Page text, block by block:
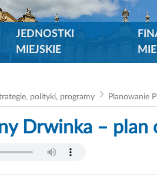
JEDNOSTKI
MIEJSKIE
polityki, programy Planowanie
Drwinka –